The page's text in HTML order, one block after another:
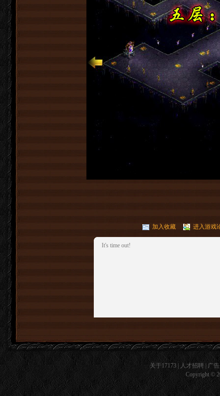
加入收藏 进入游戏
It's time out!
关于17173 人才招聘
广
Copyright ©